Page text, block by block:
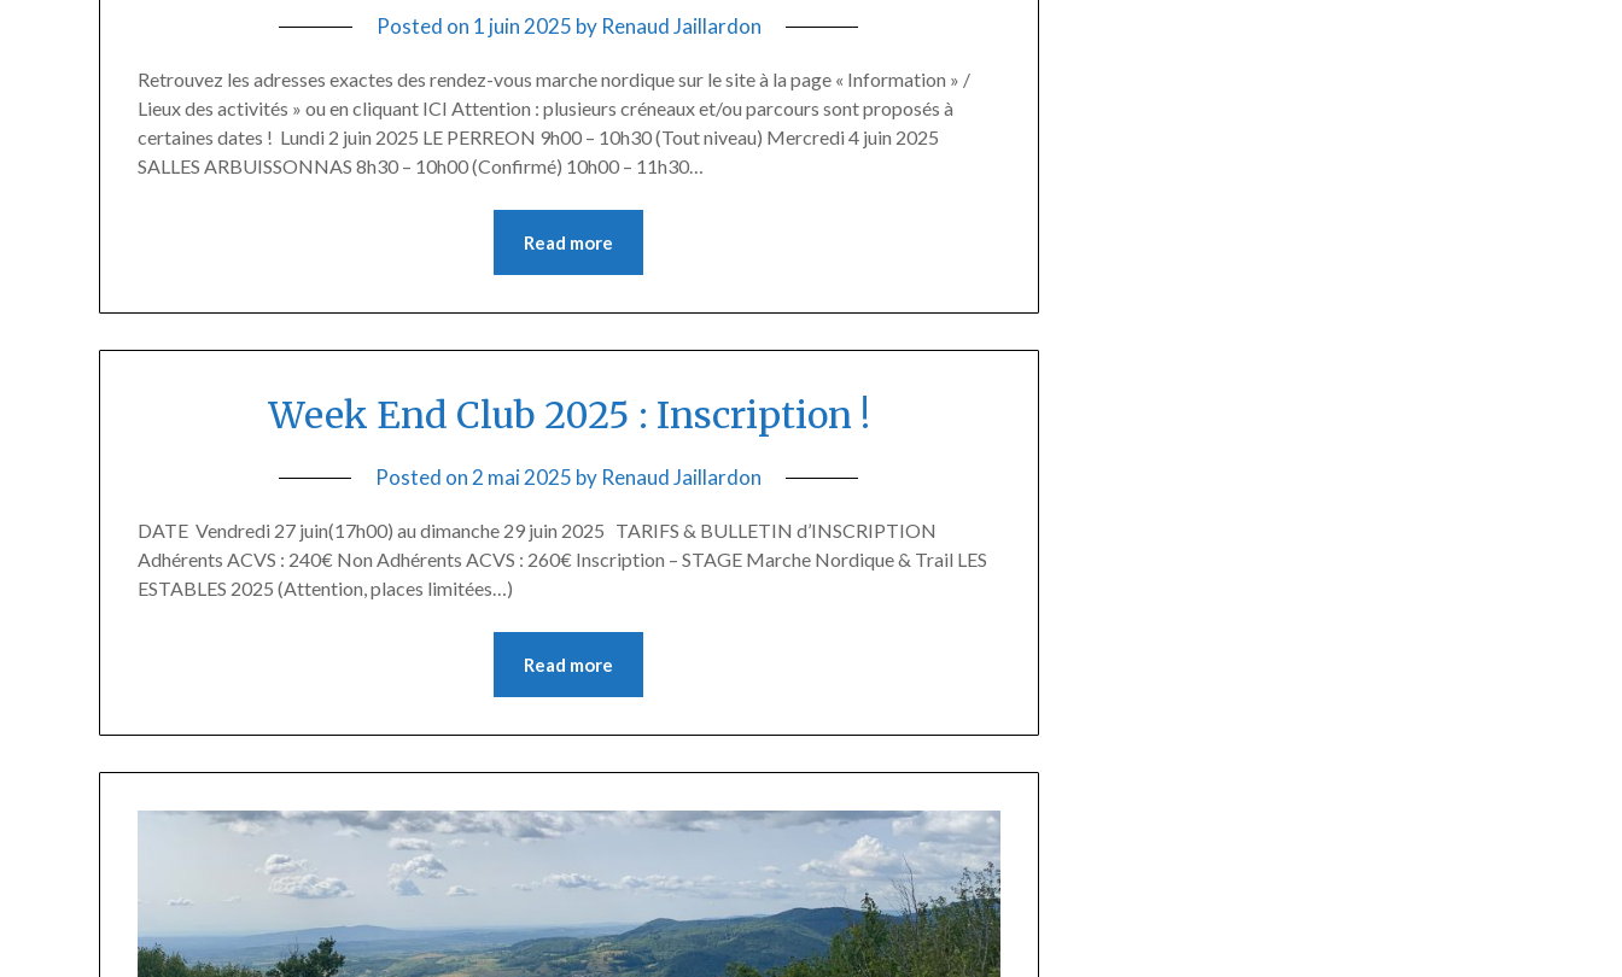
Posted on 1 juin 2025 by Renaud Jaillardon
Retrouvez les adresses exactes des rendez-vous marche nordique sur le site à la page « Information » /
Lieux des activités » ou en cliquant ICI Attention : plusieurs créneaux et/ou parcours sont proposés à
certaines dates ! Lundi 2 juin 2025 LE PERREON 9h00 – 10h30 (Tout niveau) Mercredi 4 juin 2025
SALLES ARBUISSONNAS 8h30 – 10h00 (Confirmé) 10h00 – 11h30…
Read more
Week End Club 2025 : Inscription !
Posted on 2 mai 2025 by Renaud Jaillardon
DATE Vendredi 27 juin(17h00) au dimanche 29 juin 2025 TARIFS & BULLETIN d’INSCRIPTION
Adhérents ACVS : 240€ Non Adhérents ACVS : 260€ Inscription – STAGE Marche Nordique & Trail LES
ESTABLES 2025 (Attention, places limitées…)
Read more